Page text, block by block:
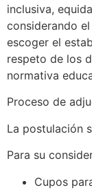
inclusiva,
considerando
escoger el
respeto de los
normativa
Proceso de
La postulación
Para su
Cupos